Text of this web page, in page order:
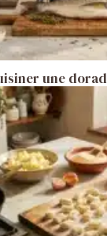
une